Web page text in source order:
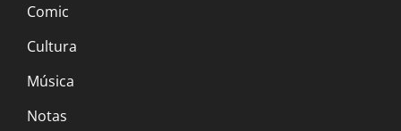
Comic
Cultura
Música
Notas